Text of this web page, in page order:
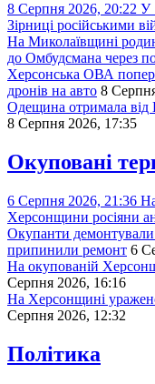
8 Серпня 2026, 20:22 У
Зірниці російськими
На Миколаївщині
до Омбудсмана через
Херсонська ОВА
дронів на авто 8
Одещина отримала від
8 Серпня 2026, 17:35
Окуповані
6 Серпня 2026, 21:36
Херсонщини росіяни
Окупанти
припинили ремонт 6
На окупованій
Серпня 2026, 16:16
На Херсонщині
Серпня 2026, 12:32
Політика